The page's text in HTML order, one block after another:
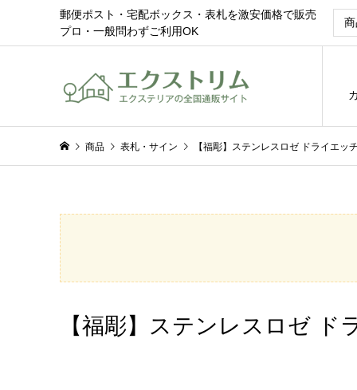
郵便ポスト・宅配ボックス・表札を激安価格で販売
プロ・一般問わずご利用OK
商品 表札・サイン 【福彫】ステンレスロゼ ドライエッ
【福彫】ステンレスロゼ